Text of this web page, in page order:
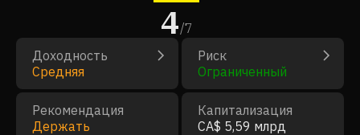
4/7
Доходность
Средняя
Риск
Ограниченный
Рекомендация
Держать
Капитализация
CA$ 5,59 млрд